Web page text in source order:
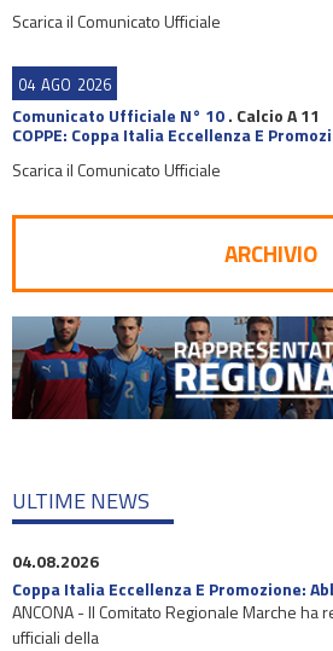
Scarica il Comunicato Ufficiale
04 AGO 2026
Comunicato Ufficiale N° 10. Calcio A 11
COPPE: Coppa Italia Eccellenza E
Scarica il Comunicato Ufficiale
ARCHIVIO
ULTIME NEWS
04.08.2026
Coppa Italia Eccellenza E Promozione:
ANCONA - Il Comitato Regionale Marche ha
ufficiali della